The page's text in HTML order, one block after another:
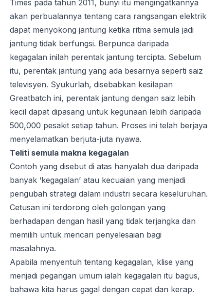
Times pada tahun 2011, bunyi itu mengingatkannya
akan perbualannya tentang cara rangsangan elektrik
dapat menyokong jantung ketika ritma semula jadi
jantung tidak berfungsi. Berpunca daripada
kegagalan inilah perentak jantung tercipta. Sebelum
itu, perentak jantung yang ada besarnya seperti saiz
televisyen. Syukurlah, disebabkan kesilapan
Greatbatch ini, perentak jantung dengan saiz lebih
kecil dapat dipasang untuk kegunaan lebih daripada
500,000 pesakit setiap tahun. Proses ini telah berjaya
menyelamatkan berjuta-juta nyawa.
Teliti semula makna kegagalan
Contoh yang disebut di atas hanyalah dua daripada
banyak ‘kegagalan’ atau kecuaian yang menjadi
pengubah strategi dalam industri secara keseluruhan.
Cetusan ini terdorong oleh golongan yang
berhadapan dengan hasil yang tidak terjangka dan
memilih untuk mencari penyelesaian bagi
masalahnya.
Apabila menyentuh tentang kegagalan, klise yang
menjadi pegangan umum ialah kegagalan itu bagus,
bahawa kita harus gagal dengan cepat dan kerap.